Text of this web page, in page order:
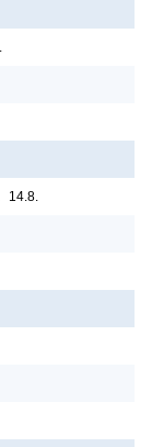
14.8.